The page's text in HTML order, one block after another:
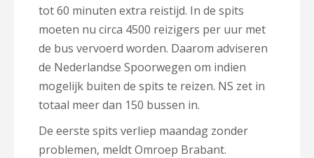
tot 60 minuten extra reistijd. In de spits
moeten nu circa 4500 reizigers per uur met
de bus vervoerd worden. Daarom adviseren
de Nederlandse Spoorwegen om indien
mogelijk buiten de spits te reizen. NS zet in
totaal meer dan 150 bussen in.
De eerste spits verliep maandag zonder
problemen, meldt Omroep Brabant.